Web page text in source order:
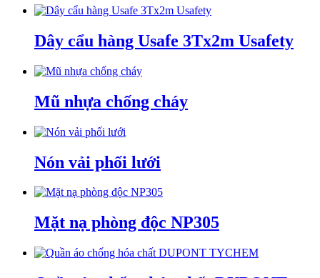
Dây cẩu hàng Usafe 3Tx2m Usafety
Mũ nhựa chống cháy
Nón vải phối lưới
Mặt nạ phòng độc NP305